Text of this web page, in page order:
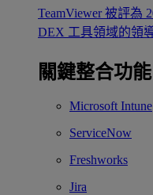
TeamViewer 被評為
DEX 工具領域的領
關鍵整合功能
Microsoft Intune
ServiceNow
Freshworks
Jira